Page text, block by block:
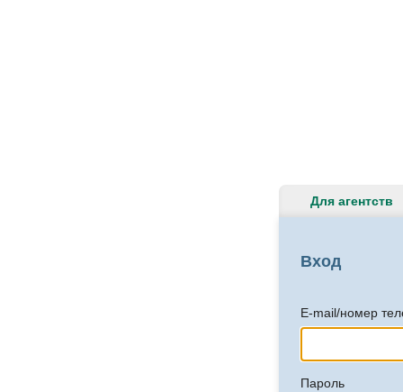
Для агентств
Вход
E-mail/номер
Пароль